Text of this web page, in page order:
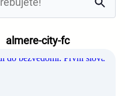
almere-city-fc